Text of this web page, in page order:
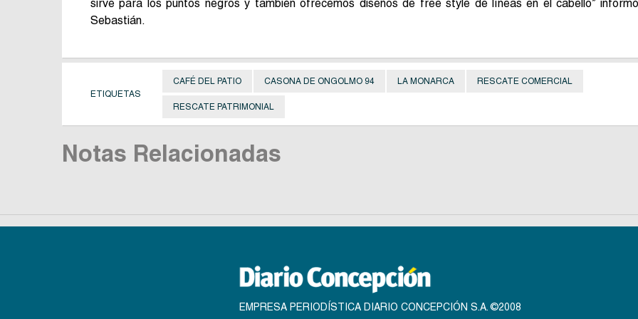
sirve para los puntos negros y también ofrecemos diseños de free style de líneas en el cabello” informó
Sebastián.
ETIQUETAS
CAFÉ DEL PATIO CASONA DE ONGOLMO 94 LA MONARCA RESCATE COMERCIAL
RESCATE PATRIMONIAL
Notas Relacionadas
EMPRESA PERIODÍSTICA DIARIO CONCEPCIÓN S.A. ©2008